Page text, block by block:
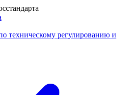
техническому регулированию и